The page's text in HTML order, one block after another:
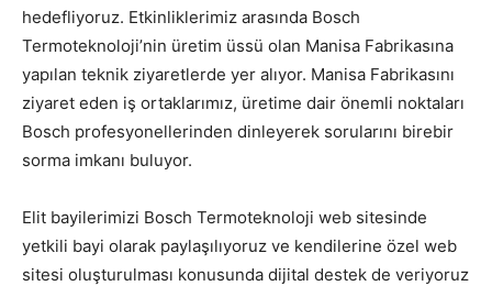
hedefliyoruz. Etkinliklerimiz arasında Bosch
Termoteknoloji’nin üretim üssü olan Manisa Fabrikasına
yapılan teknik ziyaretlerde yer alıyor. Manisa Fabrikasını
ziyaret eden iş ortaklarımız, üretime dair önemli noktaları
Bosch profesyonellerinden dinleyerek sorularını birebir
sorma imkanı buluyor.
Elit bayilerimizi Bosch Termoteknoloji web sitesinde
yetkili bayi olarak paylaşılıyoruz ve kendilerine özel web
sitesi oluşturulması konusunda dijital destek de veriyoruz